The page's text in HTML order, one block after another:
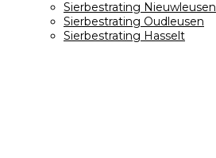
Sierbestrating Nieuwleusen
Sierbestrating Oudleusen
Sierbestrating Hasselt